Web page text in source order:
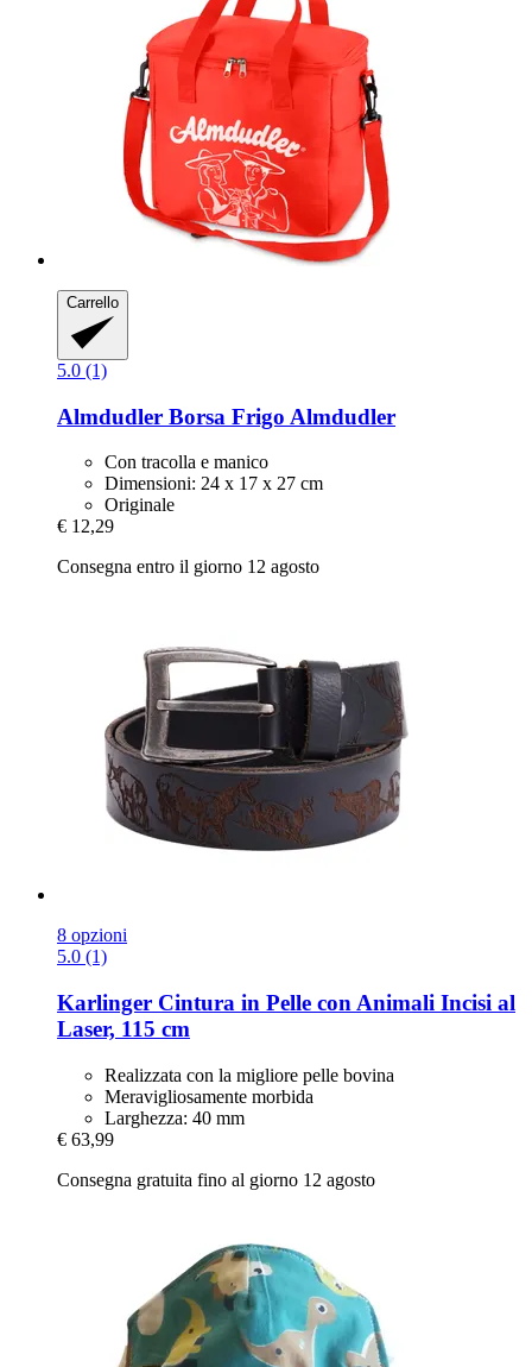
Carrello
5.0 (1)
Almdudler Borsa Frigo Almdudler
Con tracolla e manico
Dimensioni: 24 x 17 x 27 cm
Originale
€ 12,29
Consegna entro il giorno 12 agosto
8 opzioni
5.0 (1)
Karlinger Cintura in Pelle con Animali Incisi al
Laser, 115 cm
Realizzata con la migliore pelle bovina
Meravigliosamente morbida
Larghezza: 40 mm
€ 63,99
Consegna gratuita fino al giorno 12 agosto